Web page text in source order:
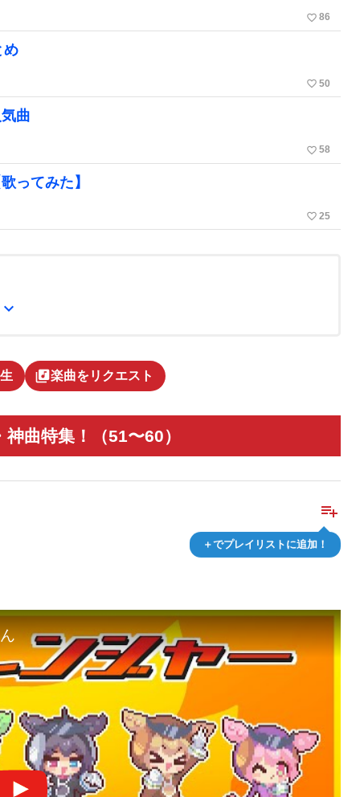
favorite_border 86
め
favorite_border 50
曲
favorite_border 58
ってみた】
favorite_border 25
expand_more
library_music楽曲をリクエスト
曲特集！（51〜60）
playlist_add
＋でプレイリストに追加！